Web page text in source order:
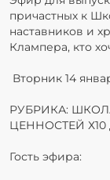
причастных к
наставников и
Клампера, кто
Вторник 14
РУБРИКА:
ЦЕННОСТЕЙ
Гость эфира: